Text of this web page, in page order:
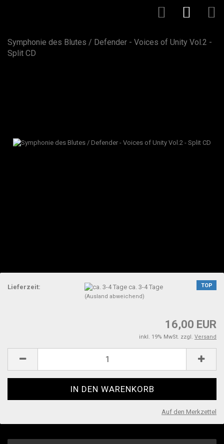
Symphonie des Blutes / Defender - Voices of Unity Vol.2 -
Split CD
TOP
Lieferzeit: ca. 3-4 Tage
(Ausland abweichend)
16,00 EUR
inkl. 19% MwSt. zzgl. Versand
Auf den Merkzettel